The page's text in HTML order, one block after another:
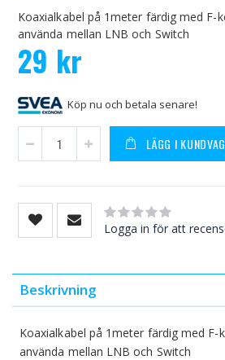
Koaxialkabel på 1meter färdig med
använda mellan LNB och Switch
29 kr
Köp nu och betala senare!
LÄGG I
Rating:
0% of100
Logga in för att
Beskrivning
Koaxialkabel på 1meter färdig med
använda mellan LNB och Switch